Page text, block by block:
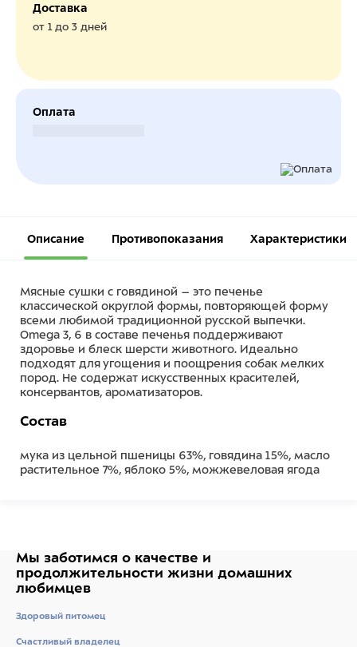
Доставка
от 1 до 3 дней
Оплата
Описание Противопоказания Характеристики
Мясные сушки с говядиной – это печенье
классической округлой формы, повторяющей форму
всеми любимой традиционной русской выпечки.
Omega 3, 6 в составе печенья поддерживают
здоровье и блеск шерсти животного. Идеально
подходят для угощения и поощрения собак мелких
пород. Не содержат искусственных красителей,
консервантов, ароматизаторов.
Состав
мука из цельной пшеницы 63%, говядина 15%, масло
растительное 7%, яблоко 5%, можжевеловая ягода
растительное 7%, яблоко 5%, можжевеловая ягода
5%, брусника 5%.
Мы заботимся о качестве и
продолжительности жизни домашних
любимцев
Здоровый питомец
Счастливый владелец